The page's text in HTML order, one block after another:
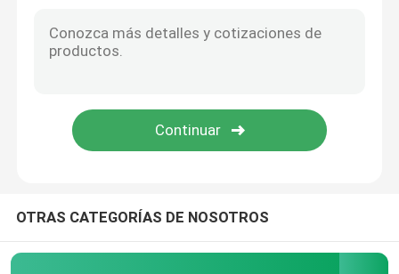
Red compuesta del drenaje
OTRAS CATEGORÍAS DE NOSOTROS